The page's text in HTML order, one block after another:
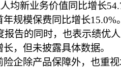
均新业务价值同比增长
规模保费同比增长15.0%
报告的同时，也表示绩优
，但未披露具体数据。
企除产品保障外，也重视